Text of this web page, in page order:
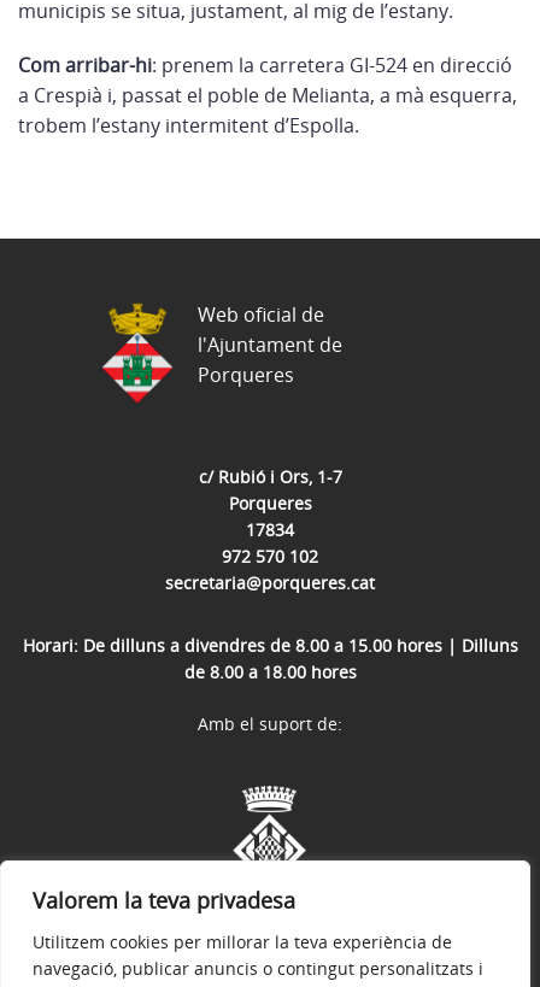
Valorem la teva privadesa
Utilitzem cookies per millorar la teva experiència de
navegació, publicar anuncis o contingut personalitzats i
municipis se situa, justament, al mig de l’estany.
Com arribar-hi: prenem la carretera GI-524 en direcció
a Crespià i, passat el poble de Melianta, a mà esquerra,
trobem l’estany intermitent d’Espolla.
c/ Rubió i Ors, 1-7
Porqueres
17834
972 570 102
secretaria@porqueres.cat
Horari: De dilluns a divendres de 8.00 a 15.00 hores | Dilluns
de 8.00 a 18.00 hores
Web oficial de
l'Ajuntament de
Porqueres
Amb el suport de: